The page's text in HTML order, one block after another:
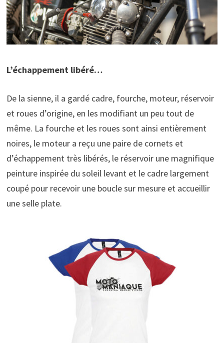
L’échappement libéré…
De la sienne, il a gardé cadre, fourche, moteur, réservoir
et roues d’origine, en les modifiant un peu tout de
même. La fourche et les roues sont ainsi entièrement
noires, le moteur a reçu une paire de cornets et
d’échappement très libérés, le réservoir une magnifique
peinture inspirée du soleil levant et le cadre largement
coupé pour recevoir une boucle sur mesure et accueillir
une selle plate.